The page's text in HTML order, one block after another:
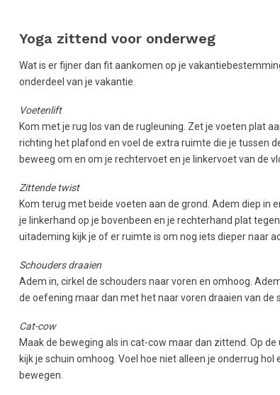
Yoga zittend voor onderweg
Wat is er fijner dan fit aankomen op je
onderdeel van je vakantie.
Voetenlift
Kom met je rug los van de rugleuning. Zet je voeten plat
richting het plafond en voel de extra ruimte die je tussen
beweeg om en om je rechtervoet en je linkervoet van de
Zittende twist
Kom terug met beide voeten aan de grond. Adem diep in
je linkerhand op je bovenbeen en je rechterhand plat
uitademing kijk je of er ruimte is om nog iets dieper naar
Schouders draaien
Adem in, cirkel de schouders naar voren en omhoog.
de oefening maar dan met het naar voren draaien van de
Cat-cow
Maak de beweging als in cat-cow maar dan zittend. Op
kijk je schuin omhoog. Voel hoe niet alleen je onderrug
bewegen.